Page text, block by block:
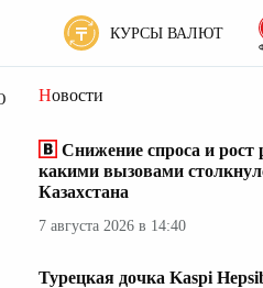
КУРСЫ ВАЛЮТ
Новости
Снижение спроса и рост
какими вызовами
Казахстана
7 августа 2026 в 14:40
Турецкая дочка Kaspi